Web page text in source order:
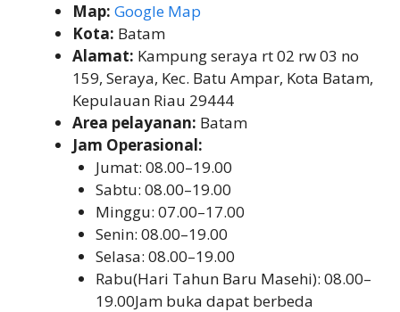
Map: Google Map
Kota: Batam
Alamat: Kampung seraya rt 02 rw 03 no
159, Seraya, Kec. Batu Ampar, Kota Batam,
Kepulauan Riau 29444
Area pelayanan: Batam
Jam Operasional:
Jumat: 08.00–19.00
Sabtu: 08.00–19.00
Minggu: 07.00–17.00
Senin: 08.00–19.00
Selasa: 08.00–19.00
Rabu(Hari Tahun Baru Masehi): 08.00–
19.00Jam buka dapat berbeda